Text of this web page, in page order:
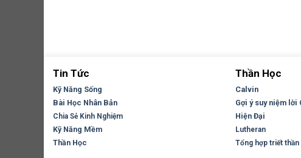
Tin Tức
Kỹ Năng Sống
Bài Học Nhân Bản
Chia Sẻ Kinh Nghiệm
Kỹ Năng Mềm
Thần Học
Thần Học
Calvin
Gợi ý suy niệm lời
Hiện Đại
Lutheran
Tổng hợp triết thần